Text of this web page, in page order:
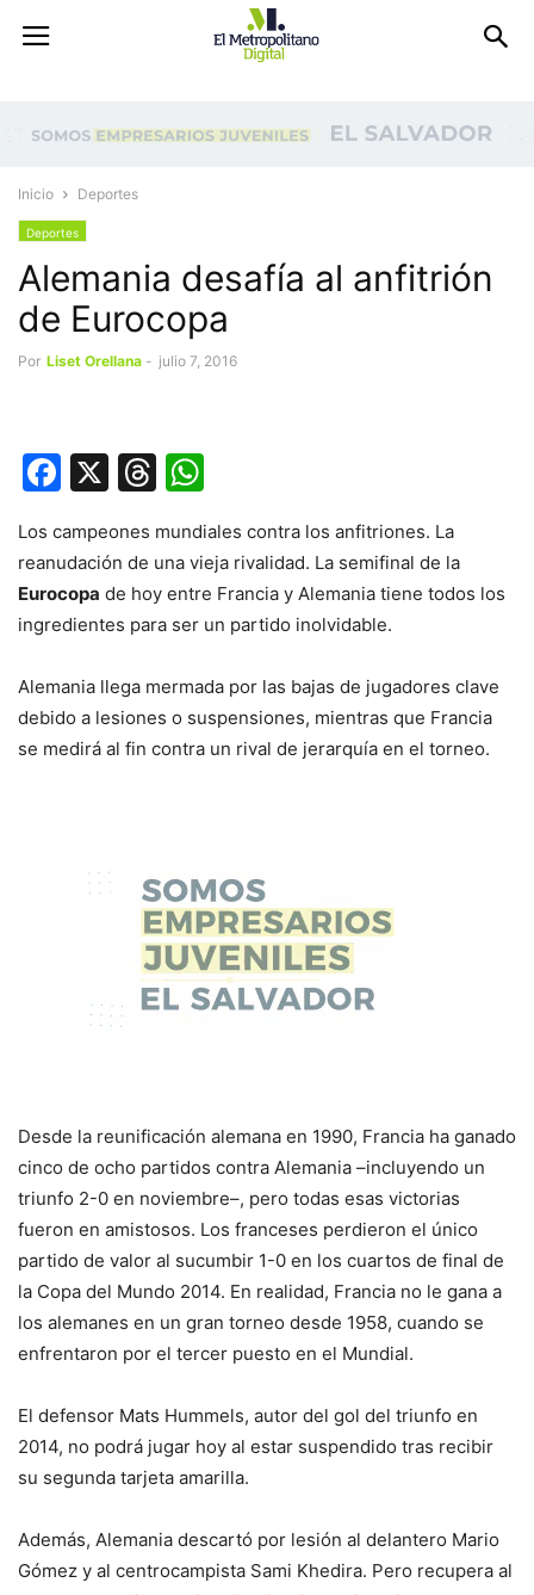
Inicio Deportes
Deportes
Alemania desafía al anfitrión
de Eurocopa
Por Liset Orellana - julio 7, 2016
Facebook
X Threads
Los campeones mundiales contra los anfitriones. La
reanudación de una vieja rivalidad. La semifinal de la
Eurocopa de hoy entre Francia y Alemania tiene todos los
ingredientes para ser un partido inolvidable.
Alemania llega mermada por las bajas de jugadores clave
debido a lesiones o suspensiones, mientras que Francia
se medirá al fin contra un rival de jerarquía en el torneo.
Desde la reunificación alemana en 1990, Francia ha ganado
cinco de ocho partidos contra Alemania –incluyendo un
triunfo 2-0 en noviembre–, pero todas esas victorias
fueron en amistosos. Los franceses perdieron el único
partido de valor al sucumbir 1-0 en los cuartos de final de
la Copa del Mundo 2014. En realidad, Francia no le gana a
los alemanes en un gran torneo desde 1958, cuando se
enfrentaron por el tercer puesto en el Mundial.
El defensor Mats Hummels, autor del gol del triunfo en
2014, no podrá jugar hoy al estar suspendido tras recibir
su segunda tarjeta amarilla.
Además, Alemania descartó por lesión al delantero Mario
Gómez y al centrocampista Sami Khedira. Pero recupera al